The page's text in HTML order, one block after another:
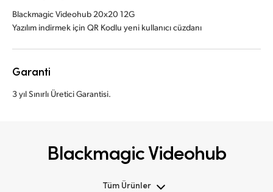
Blackmagic Videohub 20x20 12G
Yazılım indirmek için QR Kodlu yeni kullanıcı cüzdanı
Garanti
3 yıl Sınırlı Üretici Garantisi.
Blackmagic Videohub
Tüm Ürünler